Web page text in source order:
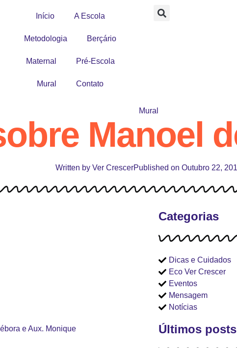
Início A Escola
Metodologia Berçário
Maternal Pré-Escola
Mural Contato
Mural
Manoel
Written by Ver CrescerPublished on Outubro 22,
e Aux. Monique
Categorias
Dicas e Cuidados
Eco Ver Crescer
Eventos
Mensagem
Notícias
Últimos posts